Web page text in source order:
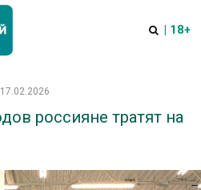
| 18+
17.02.2026
россияне тратят на